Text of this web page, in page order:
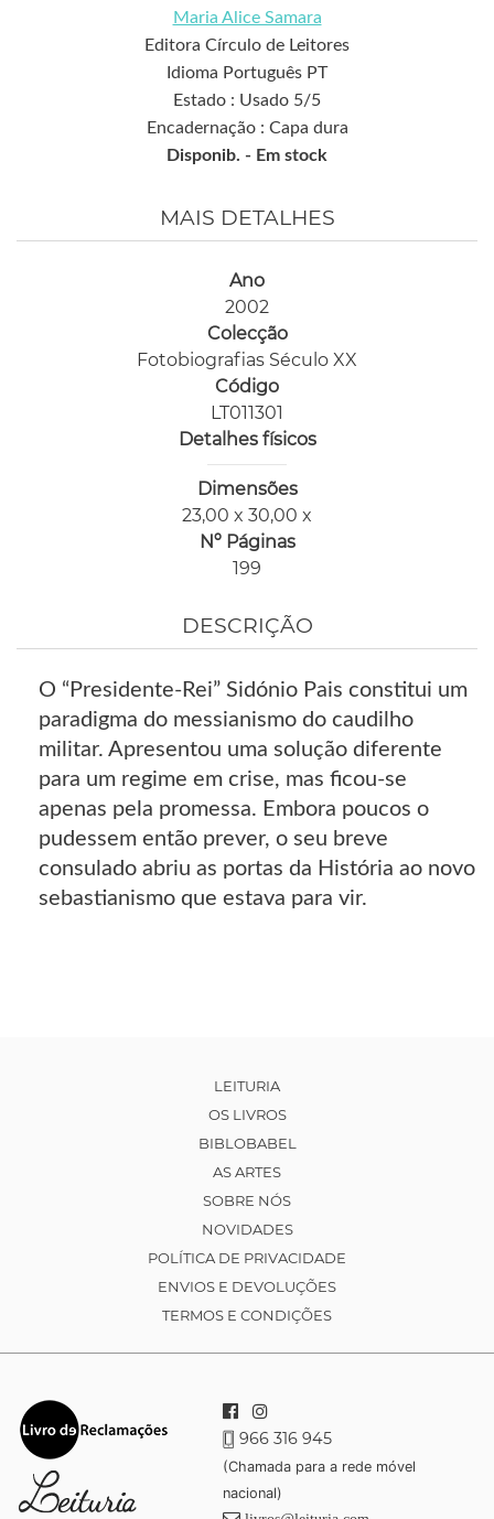
Maria Alice Samara
Editora Círculo de Leitores
Idioma Português PT
Estado : Usado 5/5
Encadernação : Capa dura
Disponib. - Em stock
MAIS DETALHES
Ano
2002
Colecção
Fotobiografias Século XX
Código
LT011301
Detalhes físicos
Dimensões
23,00 x 30,00 x
Nº Páginas
199
DESCRIÇÃO
O “Presidente-Rei” Sidónio Pais constitui um
paradigma do messianismo do caudilho
militar. Apresentou uma solução diferente
para um regime em crise, mas ficou-se
apenas pela promessa. Embora poucos o
pudessem então prever, o seu breve
consulado abriu as portas da História ao novo
sebastianismo que estava para vir.
LEITURIA
OS LIVROS
BIBLOBABEL
AS ARTES
SOBRE NÓS
NOVIDADES
POLÍTICA DE PRIVACIDADE
ENVIOS E DEVOLUÇÕES
TERMOS E CONDIÇÕES
966 316 945
(Chamada para a rede móvel
nacional)